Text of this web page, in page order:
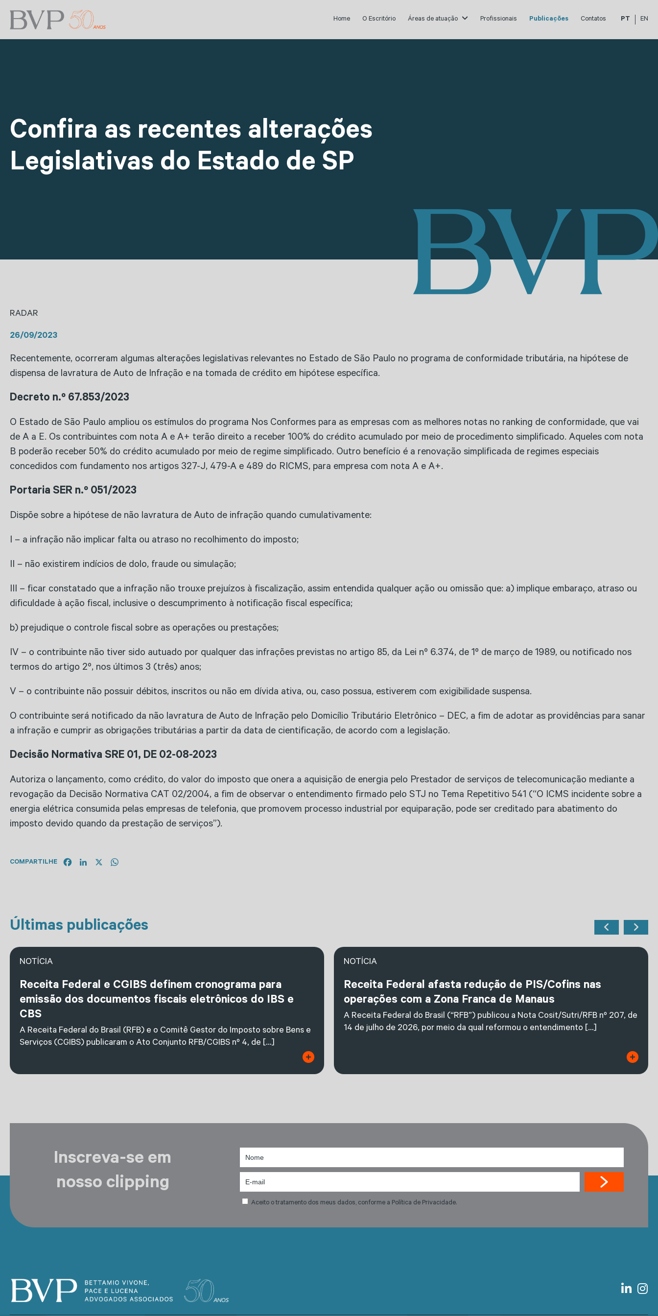
Home O Escritório Áreas de atuação Profissionais Publicações Contatos PT EN
Confira as recentes alterações
Legislativas do Estado de SP
RADAR
26/09/2023
Recentemente, ocorreram algumas alterações legislativas relevantes no Estado de São Paulo no programa de conformidade tributária, na hipótese de
dispensa de lavratura de Auto de Infração e na tomada de crédito em hipótese específica.
Decreto n.º 67.853/2023
O Estado de São Paulo ampliou os estímulos do programa Nos Conformes para as empresas com as melhores notas no ranking de conformidade, que vai
de A a E. Os contribuintes com nota A e A+ terão direito a receber 100% do crédito acumulado por meio de procedimento simplificado. Aqueles com nota
B poderão receber 50% do crédito acumulado por meio de regime simplificado. Outro benefício é a renovação simplificada de regimes especiais
concedidos com fundamento nos artigos 327-J, 479-A e 489 do RICMS, para empresa com nota A e A+.
Portaria SER n.º 051/2023
Dispõe sobre a hipótese de não lavratura de Auto de infração quando cumulativamente:
I – a infração não implicar falta ou atraso no recolhimento do imposto;
II – não existirem indícios de dolo, fraude ou simulação;
III – ficar constatado qu​e a infração não trouxe prejuízos à fiscalização, assim entendida qualquer ação ou omissão que: a) implique embaraço, atraso ou
dificuldade à ação fiscal, inclusive o descumprimento à notificação fiscal específica;
b) prejudique o controle fiscal sobre as operações ou prestações;​
IV – o contribuinte não tiver sido autuado por qualquer das infrações previstas no artigo 85, da Lei nº 6.374, de 1º de março de 1989, ou notificado nos
termos do artigo 2º, nos últimos 3 (três) anos;
V – o contribuinte não possuir débitos, inscritos ou não em dívida ativa, ou, caso possua, estiverem com exigibilidade suspensa.
O contribuinte será notificado da não lavratura de Auto de Infração pelo Domicílio Tributário Eletrônico – DEC, a fim de adotar as providências para sanar
a infração e cumprir as obrigações tributárias a partir da data de cientificação, de acordo com a legislação.
Decisão Normativa SRE 01, DE​ 02-08-2023
Autoriza o lançamento, como crédito, do valor do imposto que onera a aquisição de energia pelo Prestador de serviços de te​​lecomunicação mediante a
revogação da Decisão Normativa CAT 02/2004, a fim de observar o entendimento firmado pelo STJ no Tema Repetitivo 541 (“O ICMS incidente sobre a
energia elétrica consumida pelas empresas de telefonia, que promovem processo industrial por equiparação, pode ser creditado para abatimento do
imposto devido quando da prestação de serviços”).
COMPARTILHE FacebookLinkedIn
Últimas publicações
NOTÍCIA
Receita Federal e CGIBS definem cronograma para
emissão dos documentos fiscais eletrônicos do IBS e
CBS
A Receita Federal do Brasil (RFB) e o Comitê Gestor do Imposto sobre Bens e
Serviços (CGIBS) publicaram o Ato Conjunto RFB/CGIBS nº 4, de […]
NOTÍCIA
Receita Federal afasta redução de PIS/Cofins nas
operações com a Zona Franca de Manaus
A Receita Federal do Brasil (“RFB”) publicou a Nota Cosit/Sutri/RFB nº 207, de
14 de julho de 2026, por meio da qual reformou o entendimento […]
Inscreva-se em
nosso clipping
Aceito o tratamento dos meus dados, conforme a Política de Privacidade.